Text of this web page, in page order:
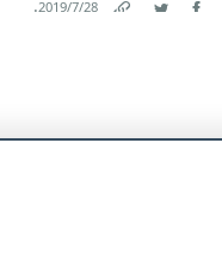
28‏/7‏/2019
.